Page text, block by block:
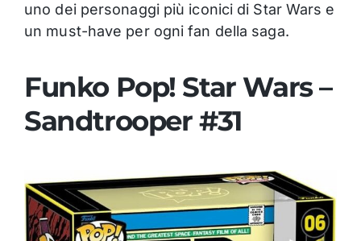
uno dei personaggi più iconici di Star Wars e
un must-have per ogni fan della saga.
Funko Pop! Star Wars –
Sandtrooper #31